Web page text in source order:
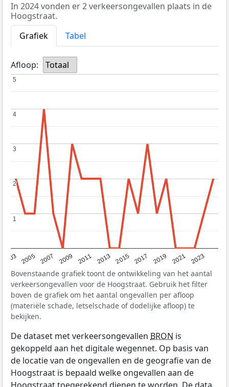
In 2024 vonden er 2 verkeersongevallen plaats in de
Hoogstraat.
Grafiek
Tabel
Afloop: Totaal
2003 2005 2007 2009 2011 2013 2015 2017 2019 2021 2023
1
1
2
2
3
3
4
4
5
5
Bovenstaande grafiek toont de ontwikkeling van het aantal
verkeersongevallen voor de Hoogstraat. Gebruik het filter
boven de grafiek om het aantal ongevallen per afloop
(materiële schade, letselschade of dodelijke afloop) te
bekijken.
De dataset met verkeersongevallen BRON is
gekoppeld aan het digitale wegennet. Op basis van
de locatie van de ongevallen en de geografie van de
Hoogstraat is bepaald welke ongevallen aan de